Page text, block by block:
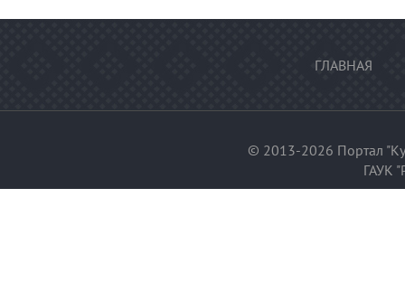
ГЛАВНАЯ
© 2013-2026 Портал
ГАУК